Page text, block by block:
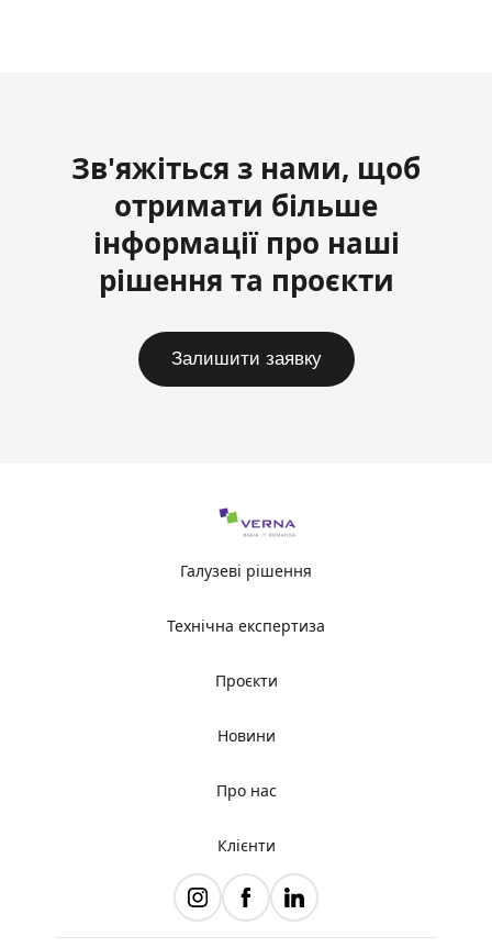
Зв'яжіться з нами, щоб
отримати більше
інформації про наші
рішення та проєкти
Залишити заявку
Галузеві рішення
Технічна експертиза
Проєкти
Новини
Про нас
Клієнти